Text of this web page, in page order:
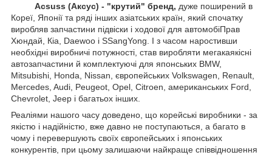
Acsuss (Аксус) - "крутий" бренд, дуже поширений в
Кореї, Японії та ряді інших азіатських країн, який спочатку
виробляв запчастини підвіски і ходової для автомобіПрав
Хюндай, Кіа, Daewoo і SSangYong. І з часом наростивши
необхідні виробничі потужності, став виробляти мегакаякісні
автозапчастини й комплектуючі для японських BMW,
Mitsubishi, Honda, Nissan, європейських Volkswagen, Renault,
Mercedes, Audi, Peugeot, Opel, Citroen, американських Ford,
Chevrolet, Jeep і багатьох інших.
Реаліями нашого часу доведено, що корейські виробники - за
якістю і надійністю, вже давно не поступаються, а багато в
чому і перевершують своїх європейських і японських
конкурентів, при цьому залишаючи найкраще співвідношення